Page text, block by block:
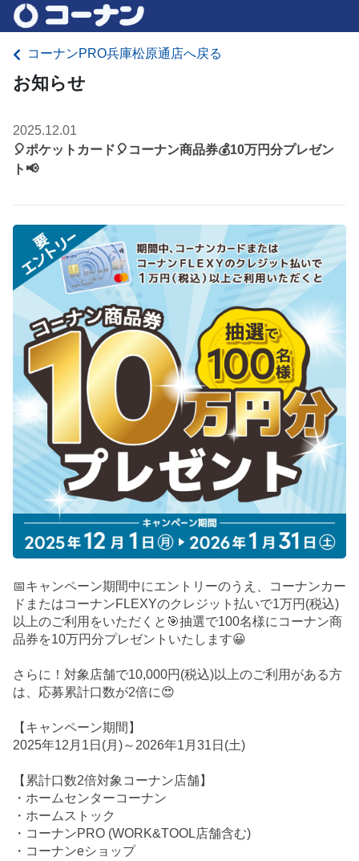
コーナンPRO兵庫松原通店へ戻る
お知らせ
2025.12.01
🎈ポケットカード🎈コーナン商品券💰10万円分プレゼン
ト📢
📅キャンペーン期間中にエントリーのうえ、コーナンカー
ドまたはコーナンFLEXYのクレジット払いで1万円(税込)
以上のご利用をいただくと🎯抽選で100名様にコーナン商
品券を10万円分プレゼントいたします😀
さらに！対象店舗で10,000円(税込)以上のご利用がある方
は、応募累計口数が2倍に😍
【キャンペーン期間】
2025年12月1日(月)～2026年1月31日(土)
【累計口数2倍対象コーナン店舗】
・ホームセンターコーナン
・ホームストック
・コーナンPRO (WORK&TOOL店舗含む)
・コーナンeショップ